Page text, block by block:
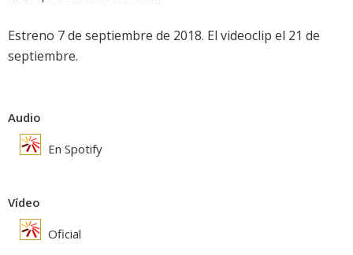
Estreno 7 de septiembre de 2018. El videoclip el 21 de
septiembre.
Audio
En Spotify
Vídeo
Oficial